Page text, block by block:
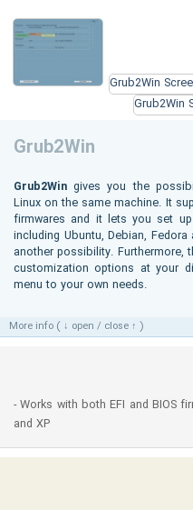
Grub2Win
Grub2Win gives you the
Linux on the same machine. It
firmwares and it lets you set
including Ubuntu, Debian,
another possibility.
customization options at your
menu to your own needs.
More info ( ↓ open / close ↑ )
- Works with both EFI and BIOS
and XP